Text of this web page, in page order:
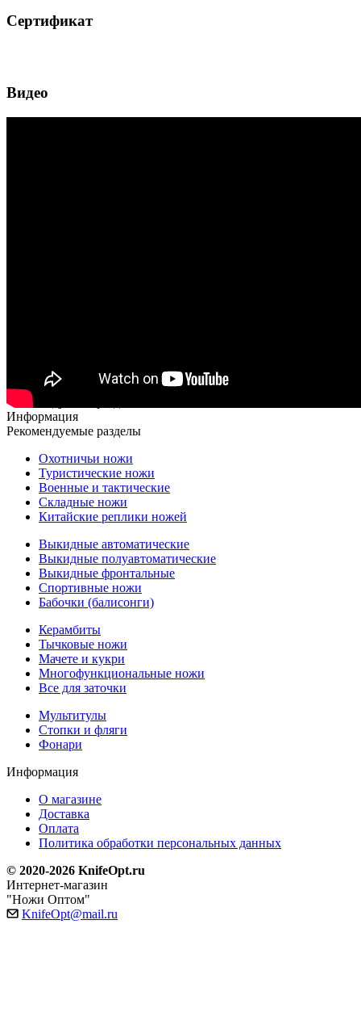
Сертификат
Видео
Рекомендуемые разделы
Информация
Рекомендуемые разделы
Охотничьи ножи
Туристические ножи
Военные и тактические
Складные ножи
Китайские реплики ножей
Выкидные автоматические
Выкидные полуавтоматические
Выкидные фронтальные
Спортивные ножи
Бабочки (балисонги)
Керамбиты
Тычковые ножи
Мачете и кукри
Многофункциональные ножи
Все для заточки
Мультитулы
Стопки и фляги
Фонари
Информация
О магазине
Доставка
Оплата
Политика обработки персональных данных
© 2020-2026 KnifeOpt.ru
Интернет-магазин
"Ножи Оптом"
KnifeOpt@mail.ru